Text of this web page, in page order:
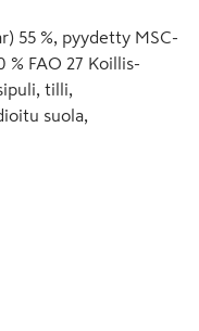
55 %, pyydetty MSC-
% FAO 27 Koillis-
tilli,
suola,